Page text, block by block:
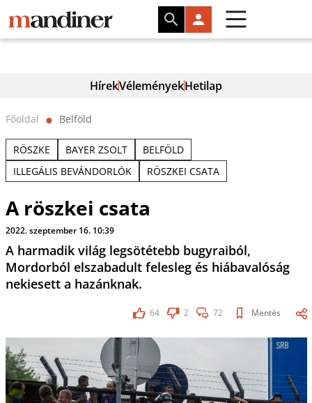
HírekVéleményekHetilap
Főoldal ⬤ Belföld
RÖSZKE BAYER ZSOLT
BELFÖLD
ILLEGÁLIS BEVÁNDORLÓK
RÖSZKEI CSATA
A röszkei csata
2022. szeptember 16. 10:39
A harmadik világ legsötétebb bugyraiból,
Mordorból elszabadult felesleg és hiábavalóság
nekiesett a hazánknak.
64 2 72 Mentés